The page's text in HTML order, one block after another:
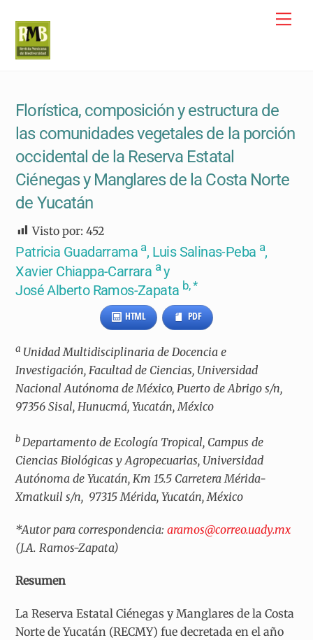
content
Florística, composición y estructura de
las comunidades vegetales de la porción
occidental de la Reserva Estatal
Ciénegas y Manglares de la Costa Norte
de Yucatán
Visto por: 452
Patricia Guadarrama a, Luis Salinas-Peba a,
Xavier Chiappa-Carrara ay
José Alberto Ramos-Zapata b, *
HTML PDF
a Unidad Multidisciplinaria de Docencia e
Investigación, Facultad de Ciencias, Universidad
Nacional Autónoma de México, Puerto de Abrigo s/n,
97356 Sisal, Hunucmá, Yucatán, México
b Departamento de Ecología Tropical, Campus de
Ciencias Biológicas y Agropecuarias, Universidad
Autónoma de Yucatán, Km 15.5 Carretera Mérida-
Xmatkuil s/n, 97315 Mérida, Yucatán, México
*Autor para correspondencia:aramos@correo.uady.mx
(J.A. Ramos-Zapata)
Resumen
La Reserva Estatal Ciénegas y Manglares de la Costa
Norte de Yucatán (RECMY) fue decretada en el año